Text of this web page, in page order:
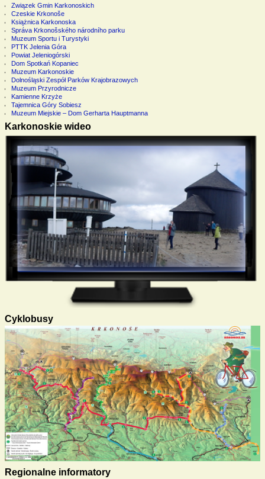
Związek Gmin Karkonoskich
Czeskie Krkonoše
Książnica Karkonoska
Správa Krkonošského národního parku
Muzeum Sportu i Turystyki
PTTK Jelenia Góra
Powiat Jeleniogórski
Dom Spotkań Kopaniec
Muzeum Karkonoskie
Dolnośląski Zespół Parków Krajobrazowych
Muzeum Przyrodnicze
Kamienne Krzyże
Tajemnica Góry Sobiesz
Muzeum Miejskie – Dom Gerharta Hauptmanna
Karkonoskie wideo
Cyklobusy
Regionalne informatory